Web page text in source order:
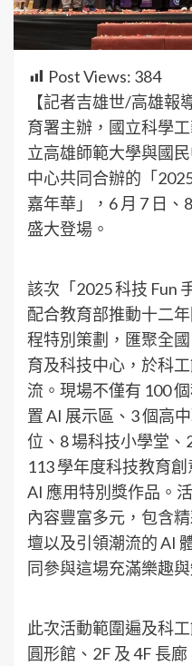
Post Views: 384
【記者吉雄世/高雄報
育署主辦，國立科學
立高雄師範大學與國
中心共同合辦的「
嘉年華」，6 月 7 日
盛大登場。
該次「2025 科技 Fun
配合教育部推動十二
程特別策劃，匯聚全
育及科技中心，於科
流。現場不僅有 100
置 AI 展示區、3 個高
位、8 場科技小學堂
113 學年度科技教育
AI 應用特別獎作品。
內容豐富多元，包含
壇以及引領潮流的 AI
同參與這場充滿樂趣
此次活動範圍遍及科
圓形館、2F 及 4F 長